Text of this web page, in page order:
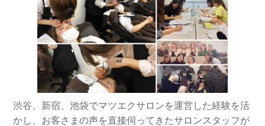
渋谷、新宿、池袋でマツエクサロンを運営した経験を活
かし、お客さまの声を直接伺ってきたサロンスタッフが